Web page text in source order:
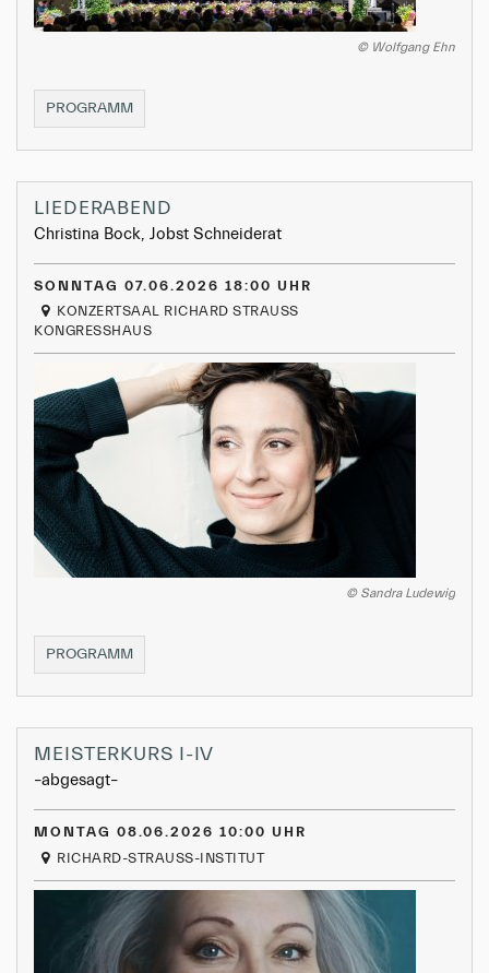
© Wolfgang Ehn
PROGRAMMMATINÉEKONZERT
LIEDERABEND
Christina Bock, Jobst Schneiderat
SONNTAG 07.06.2026 18:00 UHR
KONZERTSAAL RICHARD STRAUSS
KONGRESSHAUS
© Sandra Ludewig
PROGRAMMLIEDERABEND
MEISTERKURS I-IV
–abgesagt–
MONTAG 08.06.2026 10:00 UHR
RICHARD-STRAUSS-INSTITUT